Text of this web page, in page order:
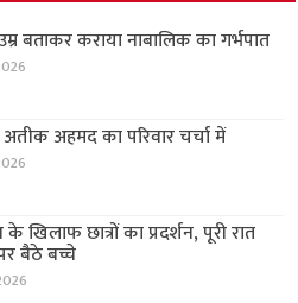
बताकर कराया नाबालिक का गर्भपात
अहमद का परिवार चर्चा में
खिलाफ छात्रों का प्रदर्शन, पूरी रात
बैठे बच्चे